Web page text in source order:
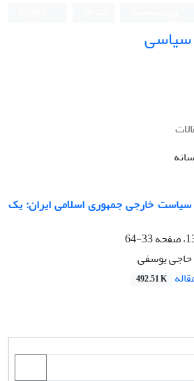
سیاسی
خارجی جمهوری اسلامی ایران: یک
33-64
حاجی یوسفی
492.51 K